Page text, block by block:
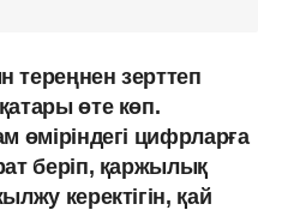
тереңнен зерттеп
өте көп.
өміріндегі цифрларға
беріп, қаржылық
керектігін, қай